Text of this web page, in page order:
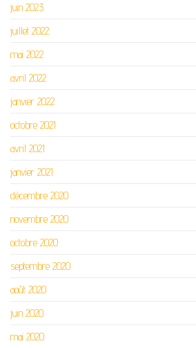
juin 2023
juillet 2022
mai 2022
avril 2022
janvier 2022
octobre 2021
avril 2021
janvier 2021
décembre 2020
novembre 2020
octobre 2020
septembre 2020
août 2020
juin 2020
mai 2020